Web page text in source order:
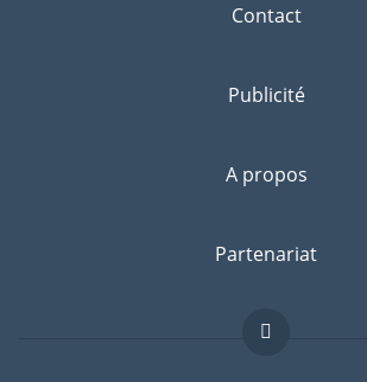
Contact
Publicité
A propos
Partenariat